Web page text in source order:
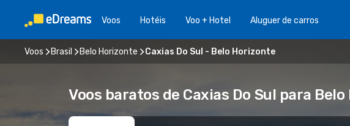
Voos Hotéis Voo + Hotel Aluguer de carros
Voos Brasil Belo Horizonte Caxias Do Sul - Belo Horizonte
Voos baratos de Caxias Do Sul para